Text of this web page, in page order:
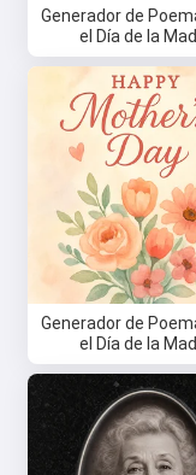
Generador de
el Día de la
Generador de
el Día de la